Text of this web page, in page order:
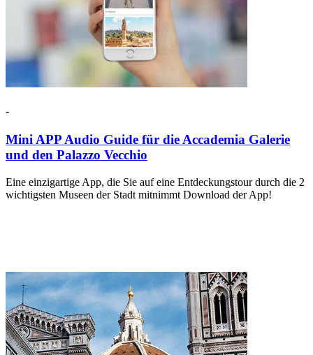
-
Mini APP Audio Guide für die Accademia Galerie
und den Palazzo Vecchio
Eine einzigartige App, die Sie auf eine Entdeckungstour durch die 2
wichtigsten Museen der Stadt mitnimmt Download der App!